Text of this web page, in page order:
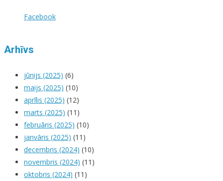
Facebook
Arhīvs
jūnijs (2025) (6)
maijs (2025) (10)
aprīlis (2025) (12)
marts (2025) (11)
februāris (2025) (10)
janvāris (2025) (11)
decembris (2024) (10)
novembris (2024) (11)
oktobris (2024) (11)